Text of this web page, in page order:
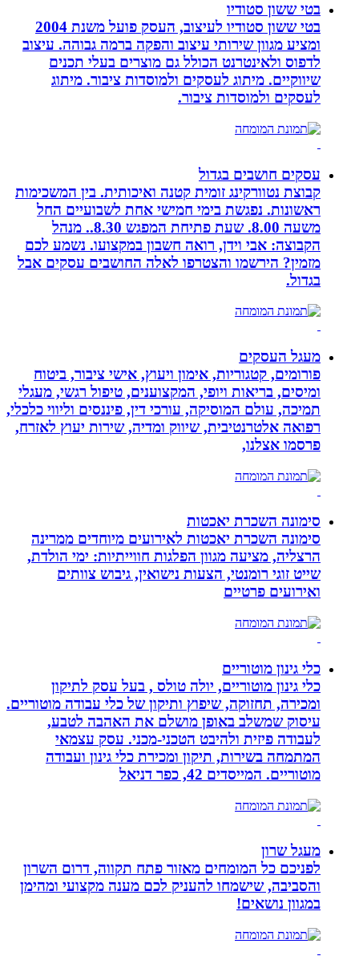
בטי ששון סטודיו
בטי ששון סטודיו לעיצוב, העסק פועל משנת 2004
ומציע מגוון שירותי עיצוב והפקה ברמה גבוהה. עיצוב
לדפוס ולאינטרנט הכולל גם מוצרים בעלי תכנים
שיווקיים. מיתוג לעסקים ולמוסדות ציבור. מיתוג
לעסקים ולמוסדות ציבור.
עסקים חושבים בגדול
קבוצת נטוורקינג זומית קטנה ואיכותית. בין המשכימות
ראשונות. נפגשת בימי חמישי אחת לשבועיים החל
משעה 8.00. שעת פתיחת המפגש 8.30.. מנהל
הקבוצה: אבי וידן, רואה חשבון במקצועו. נשמע לכם
מזמין? הירשמו והצטרפו לאלה החושבים עסקים אבל
בגדול.
מעגל העסקים
פורומים, קטגוריות, אימון ויעוץ, אישי ציבור, ביטוח
ומיסים, בריאות ויופי, המקצוענים, טיפול רגשי, מעגלי
תמיכה, עולם המוסיקה, עורכי דין, פיננסים וליווי כלכלי,
רפואה אלטרנטיבית, שיווק ומדיה, שירות יעוץ לאזרח,
פרסמו אצלנו,
סימונה השכרת יאכטות
סימונה השכרת יאכטות לאירועים מיוחדים ממרינה
הרצליה, מציעה מגוון הפלגות חווייתיות: ימי הולדת,
שייט זוגי רומנטי, הצעות נישואין, גיבוש צוותים
ואירועים פרטיים
כלי גינון מוטוריים
כלי גינון מוטוריים, יולה טולס , בעל עסק לתיקון
ומכירה, תחזוקה, שיפוץ ותיקון של כלי עבודה מוטוריים.
עיסוק שמשלב באופן מושלם את האהבה לטבע,
לעבודה פיזית ולהיבט הטכני-מכני. עסק עצמאי
המתמחה בשירות, תיקון ומכירת כלי גינון ועבודה
מוטוריים. המייסדים 42, כפר דניאל
מעגל שרון
לפניכם כל המומחים מאזור פתח תקווה, דרום השרון
והסביבה, שישמחו להעניק לכם מענה מקצועי ומהימן
במגוון נושאים!